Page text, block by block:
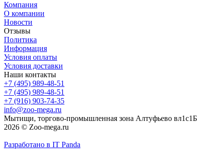
Компания
О компании
Новости
Отзывы
Политика
Информация
Условия оплаты
Условия доставки
Наши контакты
+7 (495) 989-48-51
+7 (495) 989-48-51
+7 (916) 903-74-35
info@zoo-mega.ru
Мытищи, торгово-промышленная зона Алтуфьево вл1с1Б
2026 © Zoo-mega.ru
Разработано в IT Panda